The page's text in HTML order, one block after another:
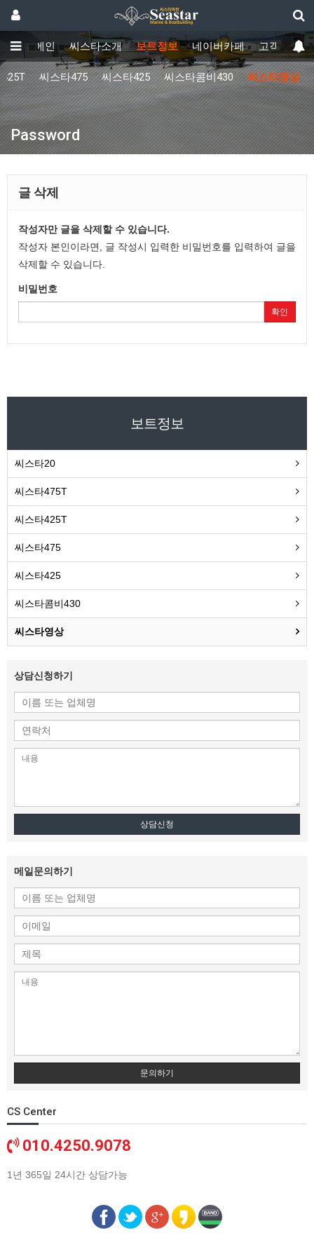
메인 씨스타소개 보트정보 네이버카페 고객센터
씨스타475 씨스타425 씨스타콤비430 씨스타영상
Password
글 삭제
작성자만 글을 삭제할 수 있습니다.
작성자 본인이라면, 글 작성시 입력한 비밀번호를 입력하여 글을
삭제할 수 있습니다.
비밀번호
확인
보트정보
씨스타20
씨스타475T
씨스타425T
씨스타475
씨스타425
씨스타콤비430
씨스타영상
상담신청하기
상담신청
메일문의하기
문의하기
CS Center
010.4250.9078
1년 365일 24시간 상담가능